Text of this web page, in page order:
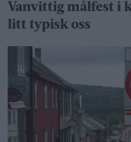
Vanvittig målfest i
litt typisk oss